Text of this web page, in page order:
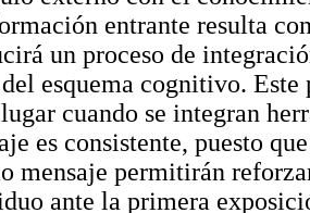
entrante resulta
un proceso de
esquema cognitivo.
cuando se integran
es consistente, puesto
mensaje permitirán
ante la primera